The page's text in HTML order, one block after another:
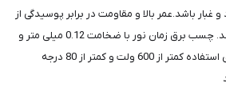
غبار باشد.عمر بالا و مقاومت در برابر پوسیدگی از
نقاط قوت این چسب می باشد. چسب برق زمان نور با ضخامت 0.12 میلی متر و
عرض 16 الی 17 میلی متر برای استفاده کمتر از 600 ولت و کمتر از 80 درجه